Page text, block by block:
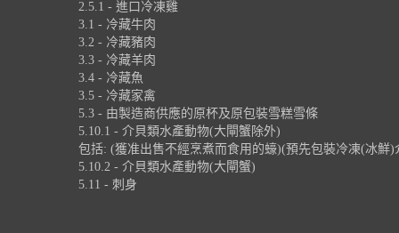
2.5.1 - 進口冷凍雞
3.1 - 冷藏牛肉
3.2 - 冷藏豬肉
3.3 - 冷藏羊肉
3.4 - 冷藏魚
3.5 - 冷藏家禽
5.3 - 由製造商供應的原杯及原包裝雪糕雪條
5.10.1 - 介貝類水產動物(大閘蟹除外)
包括: (獲准出售不經烹煮而食用的蠔)(預先包裝冷凍(冰鮮)
5.10.2 - 介貝類水產動物(大閘蟹)
5.11 - 刺身